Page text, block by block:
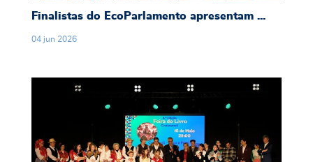
Finalistas do EcoParlamento apresentam ...
04 jun 2026
📚 Feira do Livro de Creixomil consolida-se